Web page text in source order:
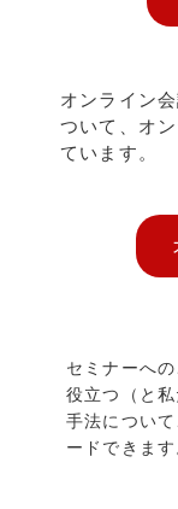
オンライン
ついて、オ
ています。
セミナーへ
役立つ（と
手法につい
ードできま